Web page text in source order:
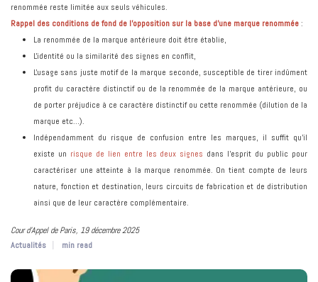
renommée reste limitée aux seuls véhicules.
Rappel des conditions de fond de l’opposition sur la base d’une marque renommée:
La renommée de la marque antérieure doit être établie,
L'identité ou la similarité des signes en conflit,
L'usage sans juste motif de la marque seconde, susceptible de tirer indûment
profit du caractère distinctif ou de la renommée de la marque antérieure, ou
de porter préjudice à ce caractère distinctif ou cette renommée (dilution de la
marque etc…).
Indépendamment du risque de confusion entre les marques, il suffit qu'il
existe un risque de lien entre les deux signes dans l'esprit du public pour
caractériser une atteinte à la marque renommée. On tient compte de leurs
nature, fonction et destination, leurs circuits de fabrication et de distribution
ainsi que de leur caractère complémentaire.
Cour d'Appel de Paris, 19 décembre 2025
Actualités
min read